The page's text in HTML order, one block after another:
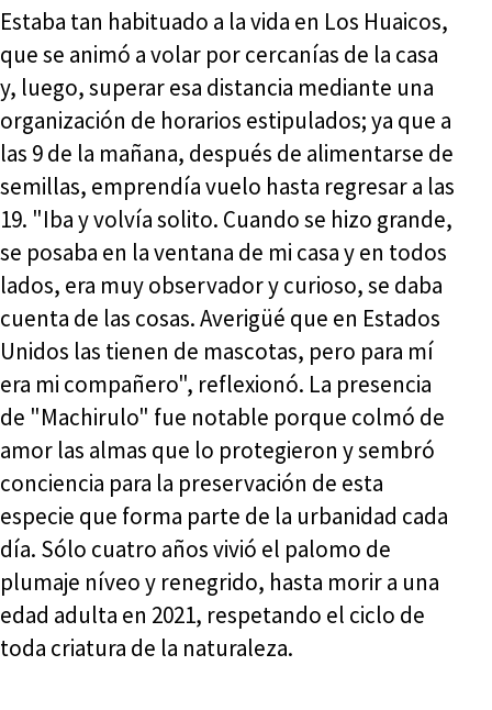
Estaba tan habituado a la vida en Los Huaicos,
que se animó a volar por cercanías de la casa
y, luego, superar esa distancia mediante una
organización de horarios estipulados; ya que a
las 9 de la mañana, después de alimentarse de
semillas, emprendía vuelo hasta regresar a las
19. "Iba y volvía solito. Cuando se hizo grande,
se posaba en la ventana de mi casa y en todos
lados, era muy observador y curioso, se daba
cuenta de las cosas. Averigüé que en Estados
Unidos las tienen de mascotas, pero para mí
era mi compañero", reflexionó. La presencia
de "Machirulo" fue notable porque colmó de
amor las almas que lo protegieron y sembró
conciencia para la preservación de esta
especie que forma parte de la urbanidad cada
día. Sólo cuatro años vivió el palomo de
plumaje níveo y renegrido, hasta morir a una
edad adulta en 2021, respetando el ciclo de
toda criatura de la naturaleza.